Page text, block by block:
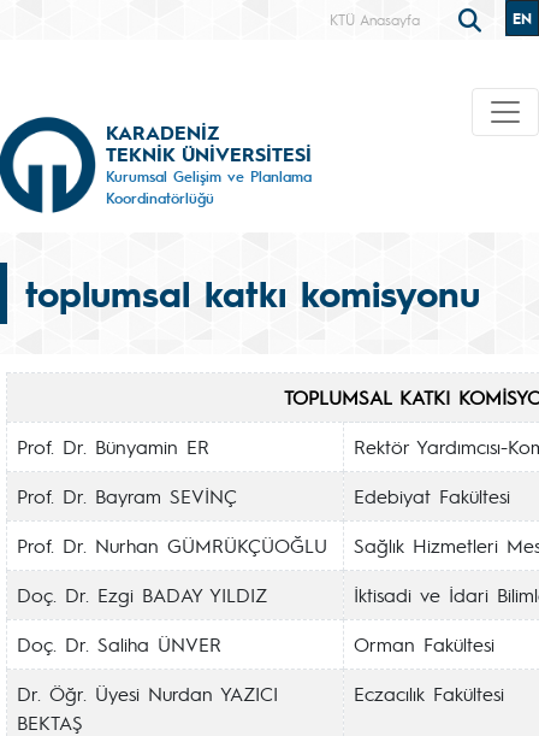
KTÜ Anasayfa EN
KARADENİZ
TEKNİK ÜNİVERSİTESİ
Kurumsal Gelişim ve Planlama
Koordinatörlüğü
toplumsal katkı komisyonu
TOPLUMSAL KATKI
Prof. Dr. Bünyamin ER
Rektör Yardımcısı-
Prof. Dr. Bayram SEVİNÇ
Edebiyat Fakültesi
Prof. Dr. Nurhan GÜMRÜKÇÜOĞLU
Sağlık Hizmetleri
Doç. Dr. Ezgi BADAY YILDIZ
İktisadi ve İdari
Doç. Dr. Saliha ÜNVER
Orman Fakültesi
Dr. Öğr. Üyesi Nurdan YAZICI
BEKTAŞ
Eczacılık Fakültesi